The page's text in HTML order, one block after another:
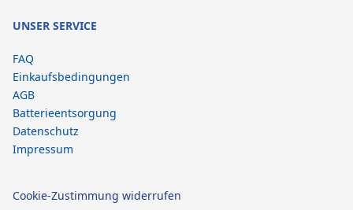
UNSER SERVICE
FAQ
Einkaufsbedingungen
AGB
Batterieentsorgung
Datenschutz
Impressum
Cookie-Zustimmung widerrufen